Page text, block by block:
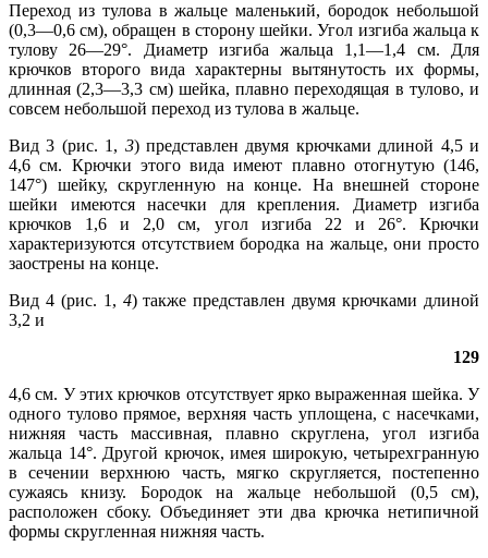
Переход из тулова в жальце маленький, бородок небольшой
(0,3—0,6 см), обращен в сторону шейки. Угол изгиба жальца к
тулову 26—29°. Диаметр изгиба жальца 1,1—1,4 см. Для
крючков второго вида характерны вытянутость их формы,
длинная (2,3—3,3 см) шейка, плавно переходящая в тулово, и
совсем небольшой переход из тулова в жальце.
Вид 3 (рис. 1, 3) представлен двумя крючками длиной 4,5 и
4,6 см. Крючки этого вида имеют плавно отогнутую (146,
147°) шейку, скругленную на конце. На внешней стороне
шейки имеются насечки для крепления. Диаметр изгиба
крючков 1,6 и 2,0 см, угол изгиба 22 и 26°. Крючки
характеризуются отсутствием бородка на жальце, они просто
заострены на конце.
Вид 4 (рис. 1, 4) также представлен двумя крючками длиной
3,2 и
129
4,6 см. У этих крючков отсутствует ярко выраженная шейка. У
одного тулово прямое, верхняя часть уплощена, с насечками,
нижняя часть массивная, плавно скруглена, угол изгиба
жальца 14°. Другой крючок, имея широкую, четырехгранную
в сечении верхнюю часть, мягко скругляется, постепенно
сужаясь книзу. Бородок на жальце небольшой (0,5 см),
расположен сбоку. Объединяет эти два крючка нетипичной
формы скругленная нижняя часть.